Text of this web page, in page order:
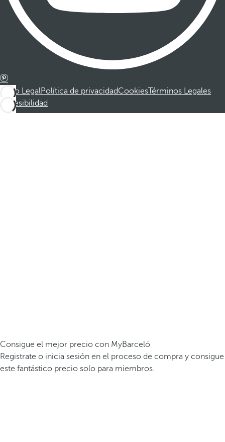
Aviso LegalPolítica de privacidadCookiesTérminos Legales
Accesibilidad
Consigue el mejor precio con MyBarceló
Registrate o inicia sesión en el proceso de compra y consigue
este fantástico precio solo para miembros.